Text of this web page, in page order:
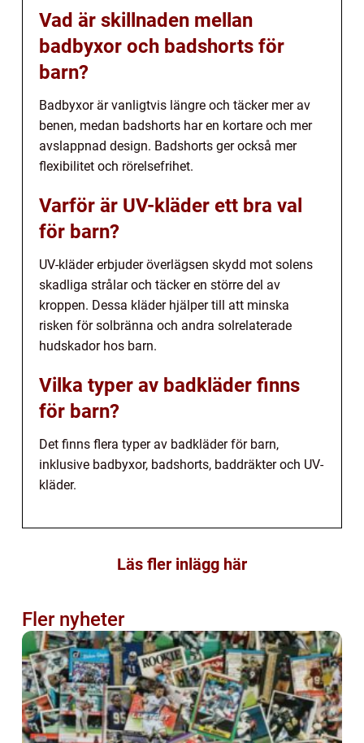
Vad är skillnaden mellan
badbyxor och badshorts för
barn?
Badbyxor är vanligtvis längre och täcker mer av
benen, medan badshorts har en kortare och mer
avslappnad design. Badshorts ger också mer
flexibilitet och rörelsefrihet.
Varför är UV-kläder ett bra val
för barn?
UV-kläder erbjuder överlägsen skydd mot solens
skadliga strålar och täcker en större del av
kroppen. Dessa kläder hjälper till att minska
risken för solbränna och andra solrelaterade
hudskador hos barn.
Vilka typer av badkläder finns
för barn?
Det finns flera typer av badkläder för barn,
inklusive badbyxor, badshorts, baddräkter och UV-
kläder.
Läs fler inlägg här
Fler nyheter